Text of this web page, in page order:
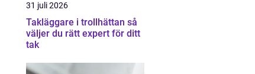
31 juli 2026
Takläggare i trollhättan så
väljer du rätt expert för ditt
tak